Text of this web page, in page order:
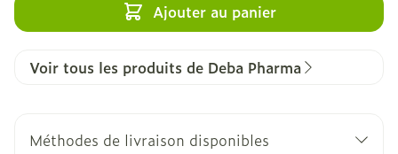
Ajouter au panier
Voir tous les produits de Deba Pharma
Méthodes de livraison disponibles